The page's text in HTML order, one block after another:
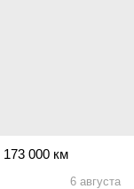
173 000 км
6 августа